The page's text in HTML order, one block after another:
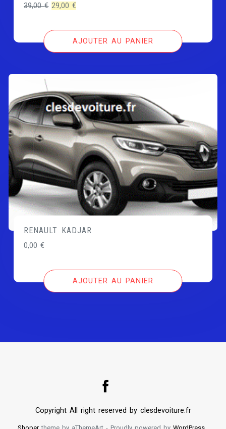
39,00€ Le
initial
29,00€
actuel
est :
AJOUTER AU PANIER
RENAULT KADJAR
0,00€
AJOUTER AU PANIER
Copyright All right reserved by clesdevoiture.fr